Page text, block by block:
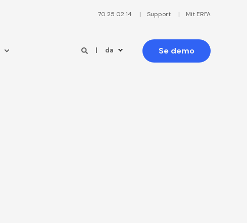
70 25 02 14 Support Mit ERFA
da Se demo